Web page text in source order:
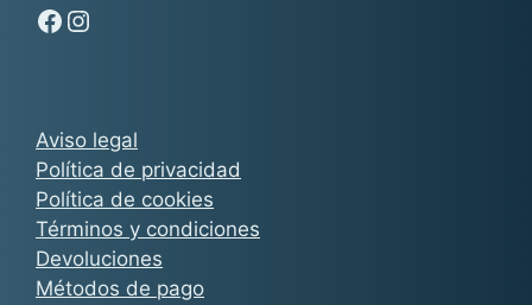
Aviso legal
Política de privacidad
Política de cookies
Términos y condiciones
Devoluciones
Métodos de pago
Síguenos en Facebook - Chachocarp
Síguenos en Instagram - Chachocarp